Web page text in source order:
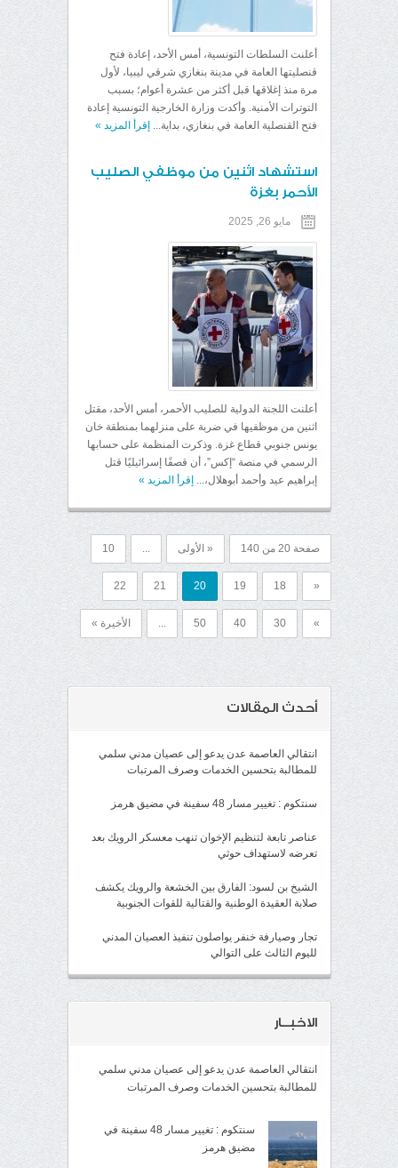
أعلنت السلطات التونسية، أمس الأحد، إعادة فتح
قنصليتها العامة في مدينة بنغازي شرقي ليبيا، لأول
مرة منذ إغلاقها قبل أكثر من عشرة أعوام؛ بسبب
التوترات الأمنية. وأكدت وزارة الخارجية التونسية إعادة
فتح القنصلية العامة في بنغازي، بداية... إقرأ المزيد »
استشهاد اثنين من موظفي الصليب
الأحمر بغزة
مايو 26, 2025
أعلنت اللجنة الدولية للصليب الأحمر، أمس الأحد، مقتل
اثنين من موظفيها في ضربة على منزلهما بمنطقة خان
يونس جنوبي قطاع غزة. وذكرت المنظمة على حسابها
الرسمي في منصة “إكس”، أن قصفًا إسرائيليًا قتل
إبراهيم عيد وأحمد أبوهلال،... إقرأ المزيد »
صفحة 20 من 140 « الأولى ...
10
«
18
19
20
21
22
»
30
40
50
... الأخيرة »
أحدث المقالات
انتقالي العاصمة عدن يدعو إلى عصيان مدني سلمي
للمطالبة بتحسين الخدمات وصرف المرتبات
سنتكوم : تغيير مسار 48 سفينة في مضيق هرمز
عناصر تابعة لتنظيم الإخوان تنهب معسكر الرويك بعد
تعرضه لاستهداف حوثي
الشيخ بن لسود: الفارق بين الخشعة والرويك يكشف
صلابة العقيدة الوطنية والقتالية للقوات الجنوبية
تجار وصيارفة خنفر يواصلون تنفيذ العصيان المدني
لليوم الثالث على التوالي
الاخبــار
انتقالي العاصمة عدن يدعو إلى عصيان مدني سلمي
للمطالبة بتحسين الخدمات وصرف المرتبات
سنتكوم : تغيير مسار 48 سفينة في
مضيق هرمز